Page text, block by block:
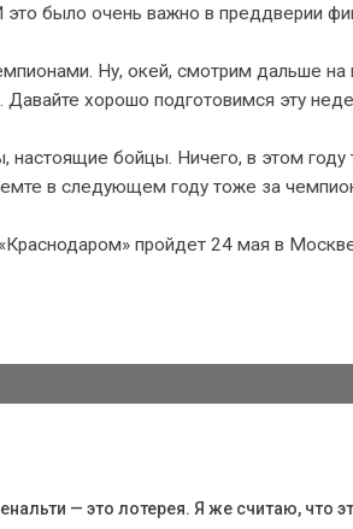
было очень важно в преддверии
Ну, окей, смотрим дальше
Давайте хорошо подготовимся эту
бойцы. Ничего, в этом году
в следующем году тоже за
пройдет 24 мая в
— это лотерея. Я же считаю, что